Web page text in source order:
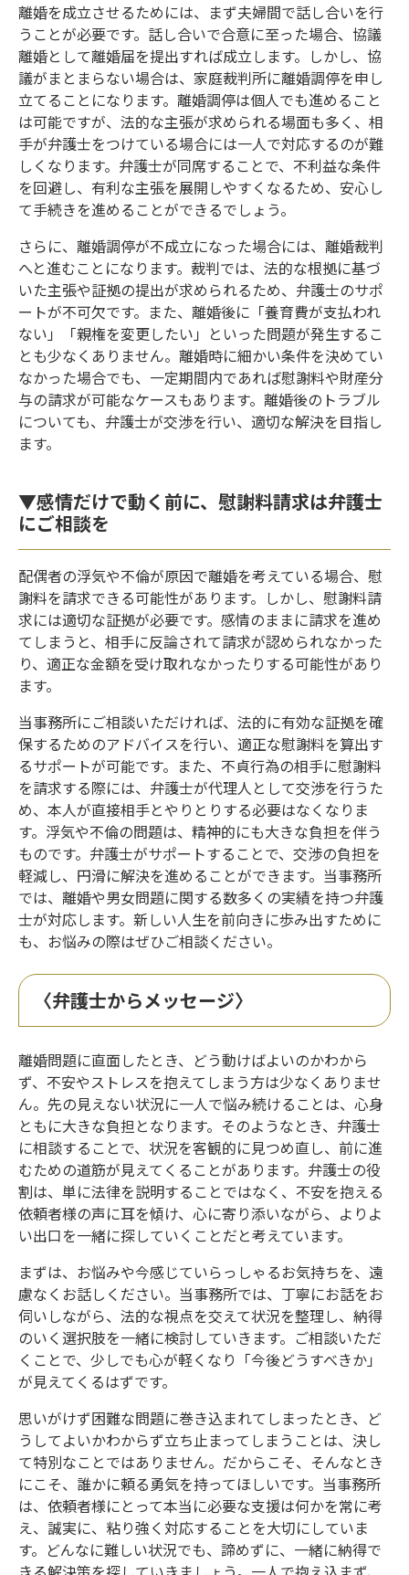
離婚を成立させるためには、まず夫婦間で話し合いを行
うことが必要です。話し合いで合意に至った場合、協議
離婚として離婚届を提出すれば成立します。しかし、協
議がまとまらない場合は、家庭裁判所に離婚調停を申し
立てることになります。離婚調停は個人でも進めること
は可能ですが、法的な主張が求められる場面も多く、相
手が弁護士をつけている場合には一人で対応するのが難
しくなります。弁護士が同席することで、不利益な条件
を回避し、有利な主張を展開しやすくなるため、安心し
て手続きを進めることができるでしょう。
さらに、離婚調停が不成立になった場合には、離婚裁判
へと進むことになります。裁判では、法的な根拠に基づ
いた主張や証拠の提出が求められるため、弁護士のサポ
ートが不可欠です。また、離婚後に「養育費が支払われ
ない」「親権を変更したい」といった問題が発生するこ
とも少なくありません。離婚時に細かい条件を決めてい
なかった場合でも、一定期間内であれば慰謝料や財産分
与の請求が可能なケースもあります。離婚後のトラブル
についても、弁護士が交渉を行い、適切な解決を目指し
ます。
▼感情だけで動く前に、慰謝料請求は弁護士
にご相談を
配偶者の浮気や不倫が原因で離婚を考えている場合、慰
謝料を請求できる可能性があります。しかし、慰謝料請
求には適切な証拠が必要です。感情のままに請求を進め
てしまうと、相手に反論されて請求が認められなかった
り、適正な金額を受け取れなかったりする可能性があり
ます。
当事務所にご相談いただければ、法的に有効な証拠を確
保するためのアドバイスを行い、適正な慰謝料を算出す
るサポートが可能です。また、不貞行為の相手に慰謝料
を請求する際には、弁護士が代理人として交渉を行うた
め、本人が直接相手とやりとりする必要はなくなりま
す。浮気や不倫の問題は、精神的にも大きな負担を伴う
ものです。弁護士がサポートすることで、交渉の負担を
軽減し、円滑に解決を進めることができます。当事務所
では、離婚や男女問題に関する数多くの実績を持つ弁護
士が対応します。新しい人生を前向きに歩み出すために
も、お悩みの際はぜひご相談ください。
〈弁護士からメッセージ〉
離婚問題に直面したとき、どう動けばよいのかわから
ず、不安やストレスを抱えてしまう方は少なくありませ
ん。先の見えない状況に一人で悩み続けることは、心身
ともに大きな負担となります。そのようなとき、弁護士
に相談することで、状況を客観的に見つめ直し、前に進
むための道筋が見えてくることがあります。弁護士の役
割は、単に法律を説明することではなく、不安を抱える
依頼者様の声に耳を傾け、心に寄り添いながら、よりよ
い出口を一緒に探していくことだと考えています。
まずは、お悩みや今感じていらっしゃるお気持ちを、遠
慮なくお話しください。当事務所では、丁寧にお話をお
伺いしながら、法的な視点を交えて状況を整理し、納得
のいく選択肢を一緒に検討していきます。ご相談いただ
くことで、少しでも心が軽くなり「今後どうすべきか」
が見えてくるはずです。
思いがけず困難な問題に巻き込まれてしまったとき、ど
うしてよいかわからず立ち止まってしまうことは、決し
て特別なことではありません。だからこそ、そんなとき
にこそ、誰かに頼る勇気を持ってほしいです。当事務所
は、依頼者様にとって本当に必要な支援は何かを常に考
え、誠実に、粘り強く対応することを大切にしていま
す。どんなに難しい状況でも、諦めずに、一緒に納得で